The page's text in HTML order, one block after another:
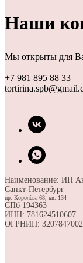
Наши
Мы открыты для
+7 981 895 88 33
Наименование: ИП
Санкт-Петербург
пр. Королёва 68, кв. 134
СПб 194363
ИНН: 781624510607
ОГРНИП: